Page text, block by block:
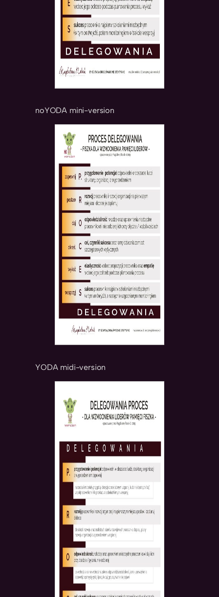
noYODA mini-version
YODA midi-version